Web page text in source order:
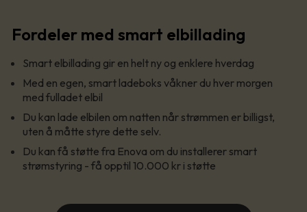
Fordeler med smart elbillading
Smart elbillading gir en helt ny og enklere hverdag
Med en egen, smart ladeboks våkner du hver morgen
med fulladet elbil
Du kan lade elbilen om natten når strømmen er billigst,
uten å måtte styre dette selv.
Du kan få støtte fra Enova om du installerer smart
strømstyring - få opptil 10.000 kr i støtte